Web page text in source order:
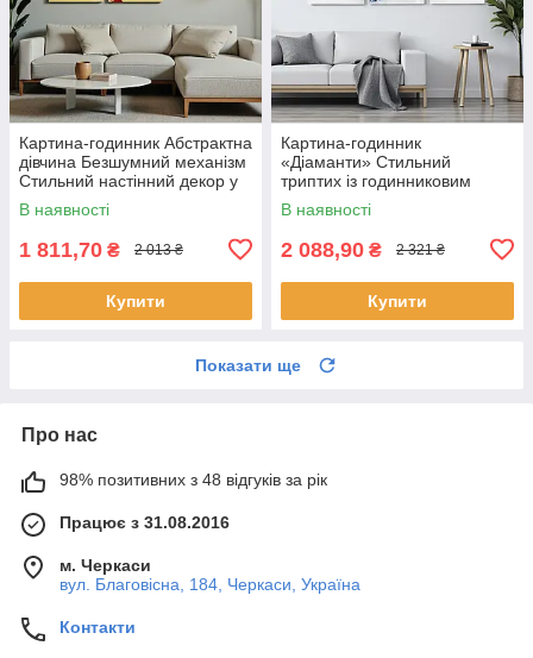
Картина-годинник Абстрактна
дівчина Безшумний механізм
Стильний настінний декор у
сучасному інтер’єрі
В наявності
1 811,70 ₴ 2 013 ₴
Купити
Картина-годинник
«Діаманти» Cтильний
триптих із годинниковим
механізмом Cучасний
настінний декор у світлих
В наявності
2 088,90 ₴ 2 321 ₴
Купити
Показати ще
Про нас
98% позитивних з 48 відгуків за рік
Працює з 31.08.2016
м. Черкаси
вул. Благовісна, 184, Черкаси, Україна
Контакти